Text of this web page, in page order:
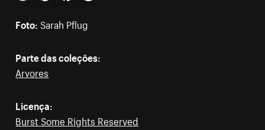
E-mailPinterestFacebookTwitter
Foto: Sarah Pflug
Parte das coleções:
Arvores
Licença:
Burst Some Rights Reserved